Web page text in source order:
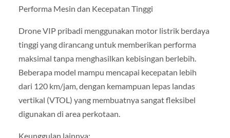
Performa Mesin dan Kecepatan Tinggi
Drone VIP pribadi menggunakan motor listrik berdaya
tinggi yang dirancang untuk memberikan performa
maksimal tanpa menghasilkan kebisingan berlebih.
Beberapa model mampu mencapai kecepatan lebih
dari 120 km/jam, dengan kemampuan lepas landas
vertikal (VTOL) yang membuatnya sangat fleksibel
digunakan di area perkotaan.
Keunggulan lainnya: